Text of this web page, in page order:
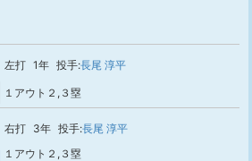
左打 1年 投手:長尾 淳平
１アウト２,３塁
右打 3年 投手:長尾 淳平
１アウト２,３塁